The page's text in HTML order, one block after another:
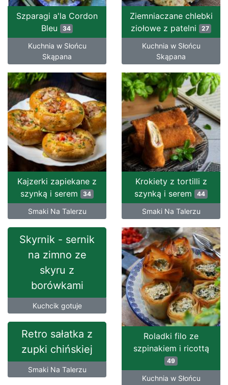
Szparagi a'la Cordon
Bleu
34
Kuchnia w Słońcu
Skąpana
Ziemniaczane chlebki
ziołowe z patelni
27
Kuchnia w Słońcu
Skąpana
Kajzerki zapiekane z
szynką i serem 34
Smaki Na Talerzu
Krokiety z tortilli z
szynką i serem 44
Smaki Na Talerzu
Skyrnik - sernik
na zimno ze
skyru z
borówkami
Kuchcik gotuje
Roladki filo ze
szpinakiem i ricottą
49
Kuchnia w Słońcu
Retro sałatka z
zupki chińskiej
Smaki Na Talerzu